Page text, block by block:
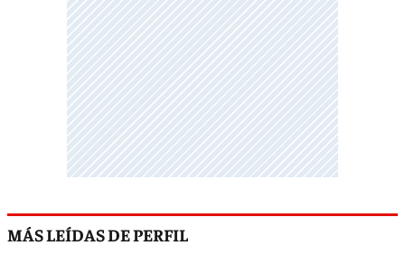
MÁS LEÍDAS DE PERFIL